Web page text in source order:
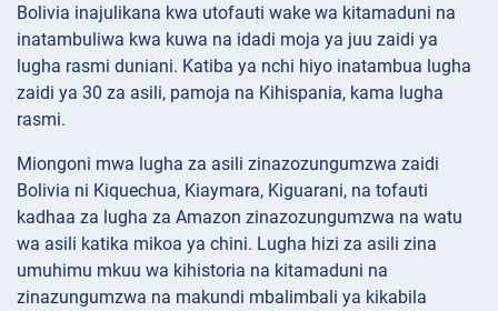
Bolivia inajulikana kwa utofauti wake wa kitamaduni na
inatambuliwa kwa kuwa na idadi moja ya juu zaidi ya
lugha rasmi duniani. Katiba ya nchi hiyo inatambua lugha
zaidi ya 30 za asili, pamoja na Kihispania, kama lugha
rasmi.
Miongoni mwa lugha za asili zinazozungumzwa zaidi
Bolivia ni Kiquechua, Kiaymara, Kiguarani, na tofauti
kadhaa za lugha za Amazon zinazozungumzwa na watu
wa asili katika mikoa ya chini. Lugha hizi za asili zina
umuhimu mkuu wa kihistoria na kitamaduni na
zinazungumzwa na makundi mbalimbali ya kikabila